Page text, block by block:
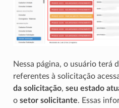
Nessa página, o usuário terá
referentes à solicitação
da solicitação, seu estado
o setor solicitante. Essas